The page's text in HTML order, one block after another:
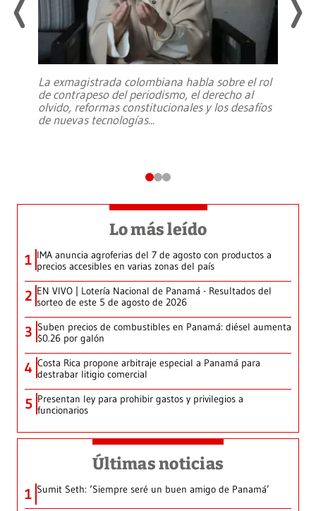
La exmagistrada colombiana habla sobre el rol
de contrapeso del periodismo, el derecho al
olvido, reformas constitucionales y los desafíos
de nuevas tecnologías...
Lo más leído
1 IMA anuncia agroferias del 7 de agosto con productos a
precios accesibles en varias zonas del país
2 EN VIVO | Lotería Nacional de Panamá - Resultados del
sorteo de este 5 de agosto de 2026
3 Suben precios de combustibles en Panamá: diésel aumenta
$0.26 por galón
4 Costa Rica propone arbitraje especial a Panamá para
destrabar litigio comercial
5 Presentan ley para prohibir gastos y privilegios a
funcionarios
Últimas noticias
1 Sumit Seth: ‘Siempre seré un buen amigo de Panamá’